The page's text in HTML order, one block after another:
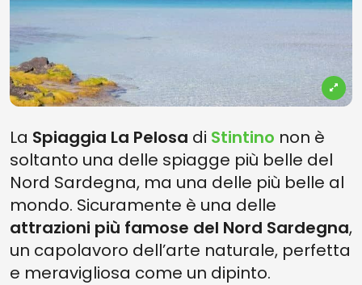
La Spiaggia La Pelosa di Stintino non è
soltanto una delle spiagge più belle del
Nord Sardegna, ma una delle più belle al
mondo. Sicuramente è una delle
attrazioni più famose del Nord Sardegna,
un capolavoro dell’arte naturale, perfetta
e meravigliosa come un dipinto.